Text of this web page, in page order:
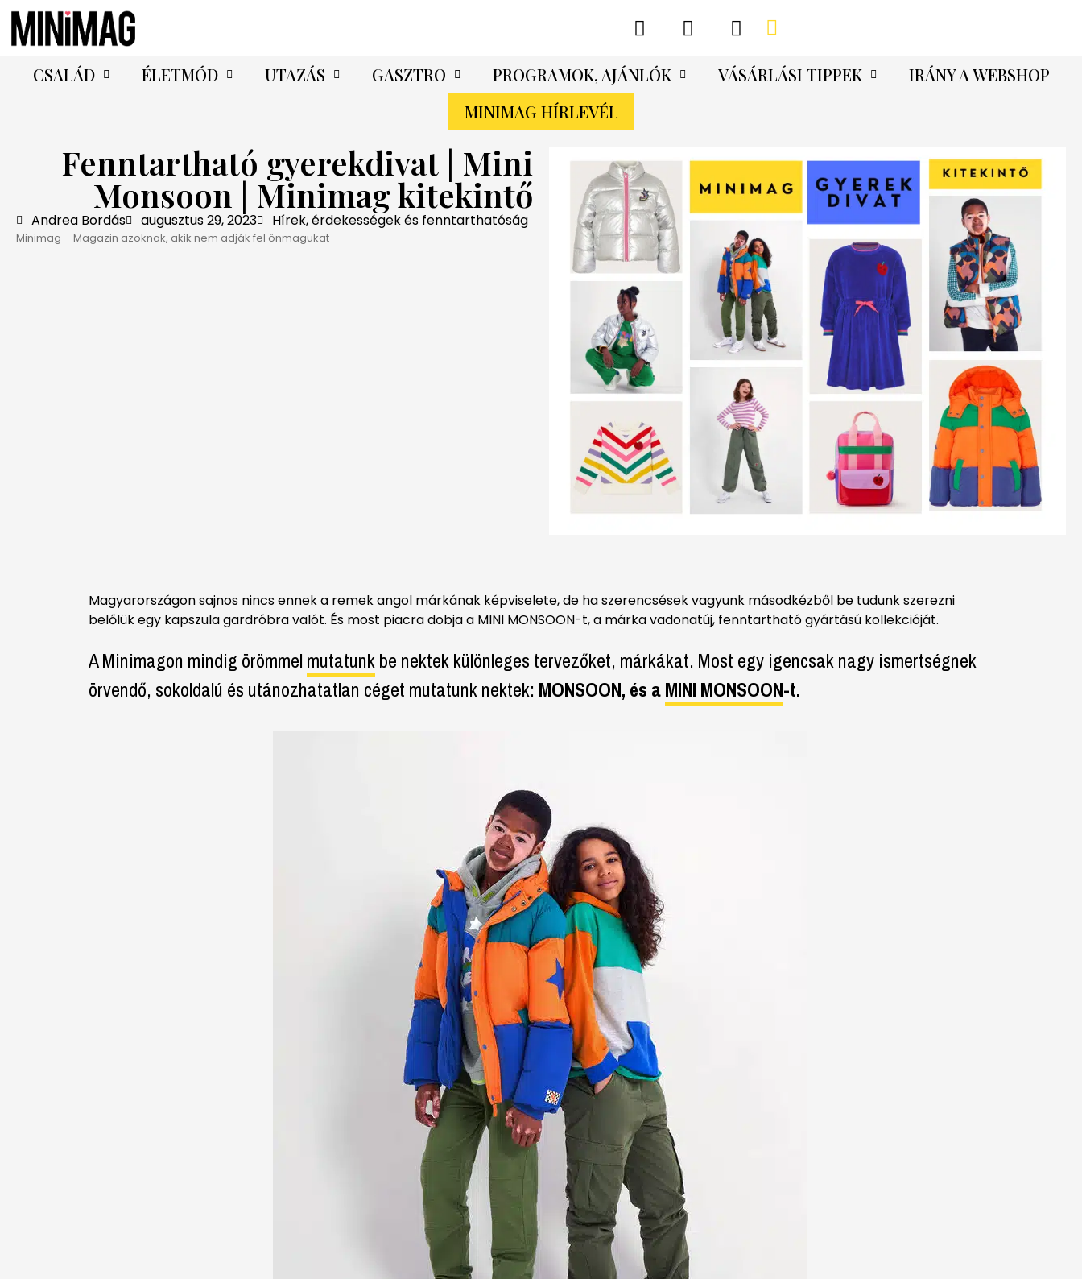
CSALÁD ÉLETMÓD UTAZÁS GASZTRO PROGRAMOK, AJÁNLÓK VÁSÁRLÁSI TIPPEK
IRÁNY A WEBSHOP
MINIMAG HÍRLEVÉL
Fenntartható gyerekdivat | Mini
Monsoon | Minimag kitekintő
Andrea Bordás augusztus 29, 2023 Hírek, érdekességek és fenntarthatóság
Minimag – Magazin azoknak, akik nem adják fel önmagukat
Magyarországon sajnos nincs ennek a remek angol márkának képviselete, de ha szerencsések vagyunk másodkézből be tudunk szerezni
belőlük egy kapszula gardróbra valót. És most piacra dobja a MINI MONSOON-t, a márka vadonatúj, fenntartható gyártású kollekcióját.
A Minimagon mindig örömmel mutatunkbe nektek különleges tervezőket, márkákat. Most egy igencsak nagy ismertségnek
örvendő, sokoldalú és utánozhatatlan céget mutatunk nektek: MONSOON, és aMINI MONSOON-t.